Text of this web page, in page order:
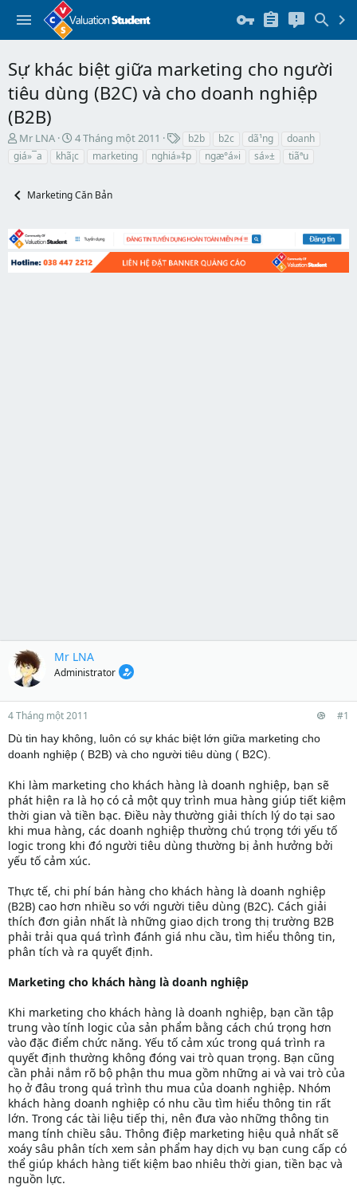
Sự khác biệt giữa marketing cho người
tiêu dùng (B2C) và cho doanh nghiệp
(B2B)
T
h
a
t
a
r
Mr LNA
N
g
b
đ
u
4 Tháng một 2011
h
ẻ
b2b b2c dã¹ng
doanh
giá»¯a
khã¡c marketing nghiá»‡p ngæ°á»i sá»± tiãªu
Marketing Căn Bản
Mr LNA
Administrator
4 Tháng một 2011 #1
Dù tin hay không, luôn có sự khác biệt lớn giữa marketing cho
doanh nghiệp ( B2B) và cho người tiêu dùng ( B2C).
Khi làm marketing cho khách hàng là doanh nghiệp, bạn sẽ
phát hiện ra là họ có cả một quy trình mua hàng giúp tiết kiệm
thời gian và tiền bạc. Điều này thường giải thích lý do tại sao
khi mua hàng, các doanh nghiệp thường chú trọng tới yếu tố
logic trong khi đó người tiêu dùng thường bị ảnh hưởng bởi
yếu tố cảm xúc.
Thực tế, chi phí bán hàng cho khách hàng là doanh nghiệp
(B2B) cao hơn nhiều so với người tiêu dùng (B2C). Cách giải
thích đơn giản nhất là những giao dịch trong thị trường B2B
phải trải qua quá trình đánh giá nhu cầu, tìm hiểu thông tin,
phân tích và ra quyết định.
Marketing cho khách hàng là doanh nghiệp
Khi marketing cho khách hàng là doanh nghiệp, bạn cần tập
trung vào tính logic của sản phẩm bằng cách chú trọng hơn
vào đặc điểm chức năng. Yếu tố cảm xúc trong quá trình ra
quyết định thường không đóng vai trò quan trọng. Bạn cũng
cần phải nắm rõ bộ phận thu mua gồm những ai và vai trò của
họ ở đâu trong quá trình thu mua của doanh nghiệp. Nhóm
khách hàng doanh nghiệp có nhu cầu tìm hiểu thông tin rất
lớn. Trong các tài liệu tiếp thị, nên đưa vào những thông tin
mang tính chiều sâu. Thông điệp marketing hiệu quả nhất sẽ
xoáy sâu phân tích xem sản phẩm hay dịch vụ bạn cung cấp có
thể giúp khách hàng tiết kiệm bao nhiêu thời gian, tiền bạc và
nguồn lực.